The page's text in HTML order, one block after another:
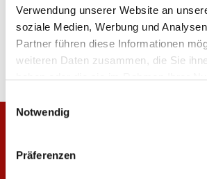
Verwendung unserer Website an
soziale Medien, Werbung und
Partner führen diese Informationen
weiteren Daten zusammen, die Sie
haben oder die sie im Rahmen Ihrer
Notwendig
Präferenzen
Produktdetails